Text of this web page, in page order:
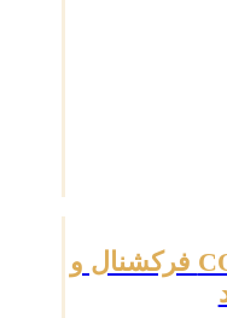
درمان جای جوش با لیزر CO2 فرکشنال و